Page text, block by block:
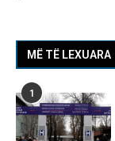
MË TË LEXUARA
1